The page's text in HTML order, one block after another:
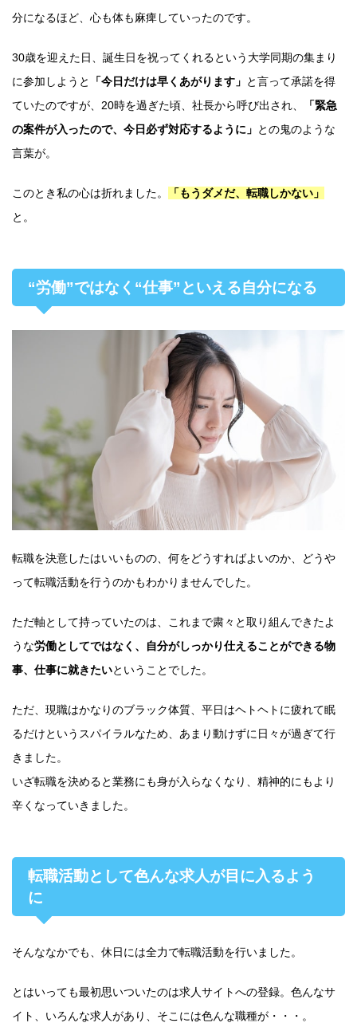
分になるほど、心も体も麻痺していったのです。
30歳を迎えた日、誕生日を祝ってくれるという大学同期の集まり
に参加しようと
「今日だけは早くあがります」 と言って承諾を得
ていたのですが、20時を過ぎた頃、社長から呼び出され、
「緊急
の案件が入ったので、今日必ず対応するように」 との鬼のような
言葉が。
このとき私の心は折れました。
「もうダメだ、転職しかない」
と。
“労働”ではなく“仕事”といえる自分になる
転職を決意したはいいものの、何をどうすればよいのか、どうや
って転職活動を行うのかもわかりませんでした。
ただ軸として持っていたのは、これまで粛々と取り組んできたよ
うな労働としてではなく、自分がしっかり仕えることができる物
事、仕事に就きたいということでした。
ただ、現職はかなりのブラック体質、平日はヘトヘトに疲れて眠
るだけというスパイラルなため、あまり動けずに日々が過ぎて行
きました。
いざ転職を決めると業務にも身が入らなくなり、精神的にもより
辛くなっていきました。
転職活動として色んな求人が目に入るよう
に
そんななかでも、休日には全力で転職活動を行いました。
とはいっても最初思いついたのは求人サイトへの登録。色んなサ
イト、いろんな求人があり、そこには色んな職種が・・・。